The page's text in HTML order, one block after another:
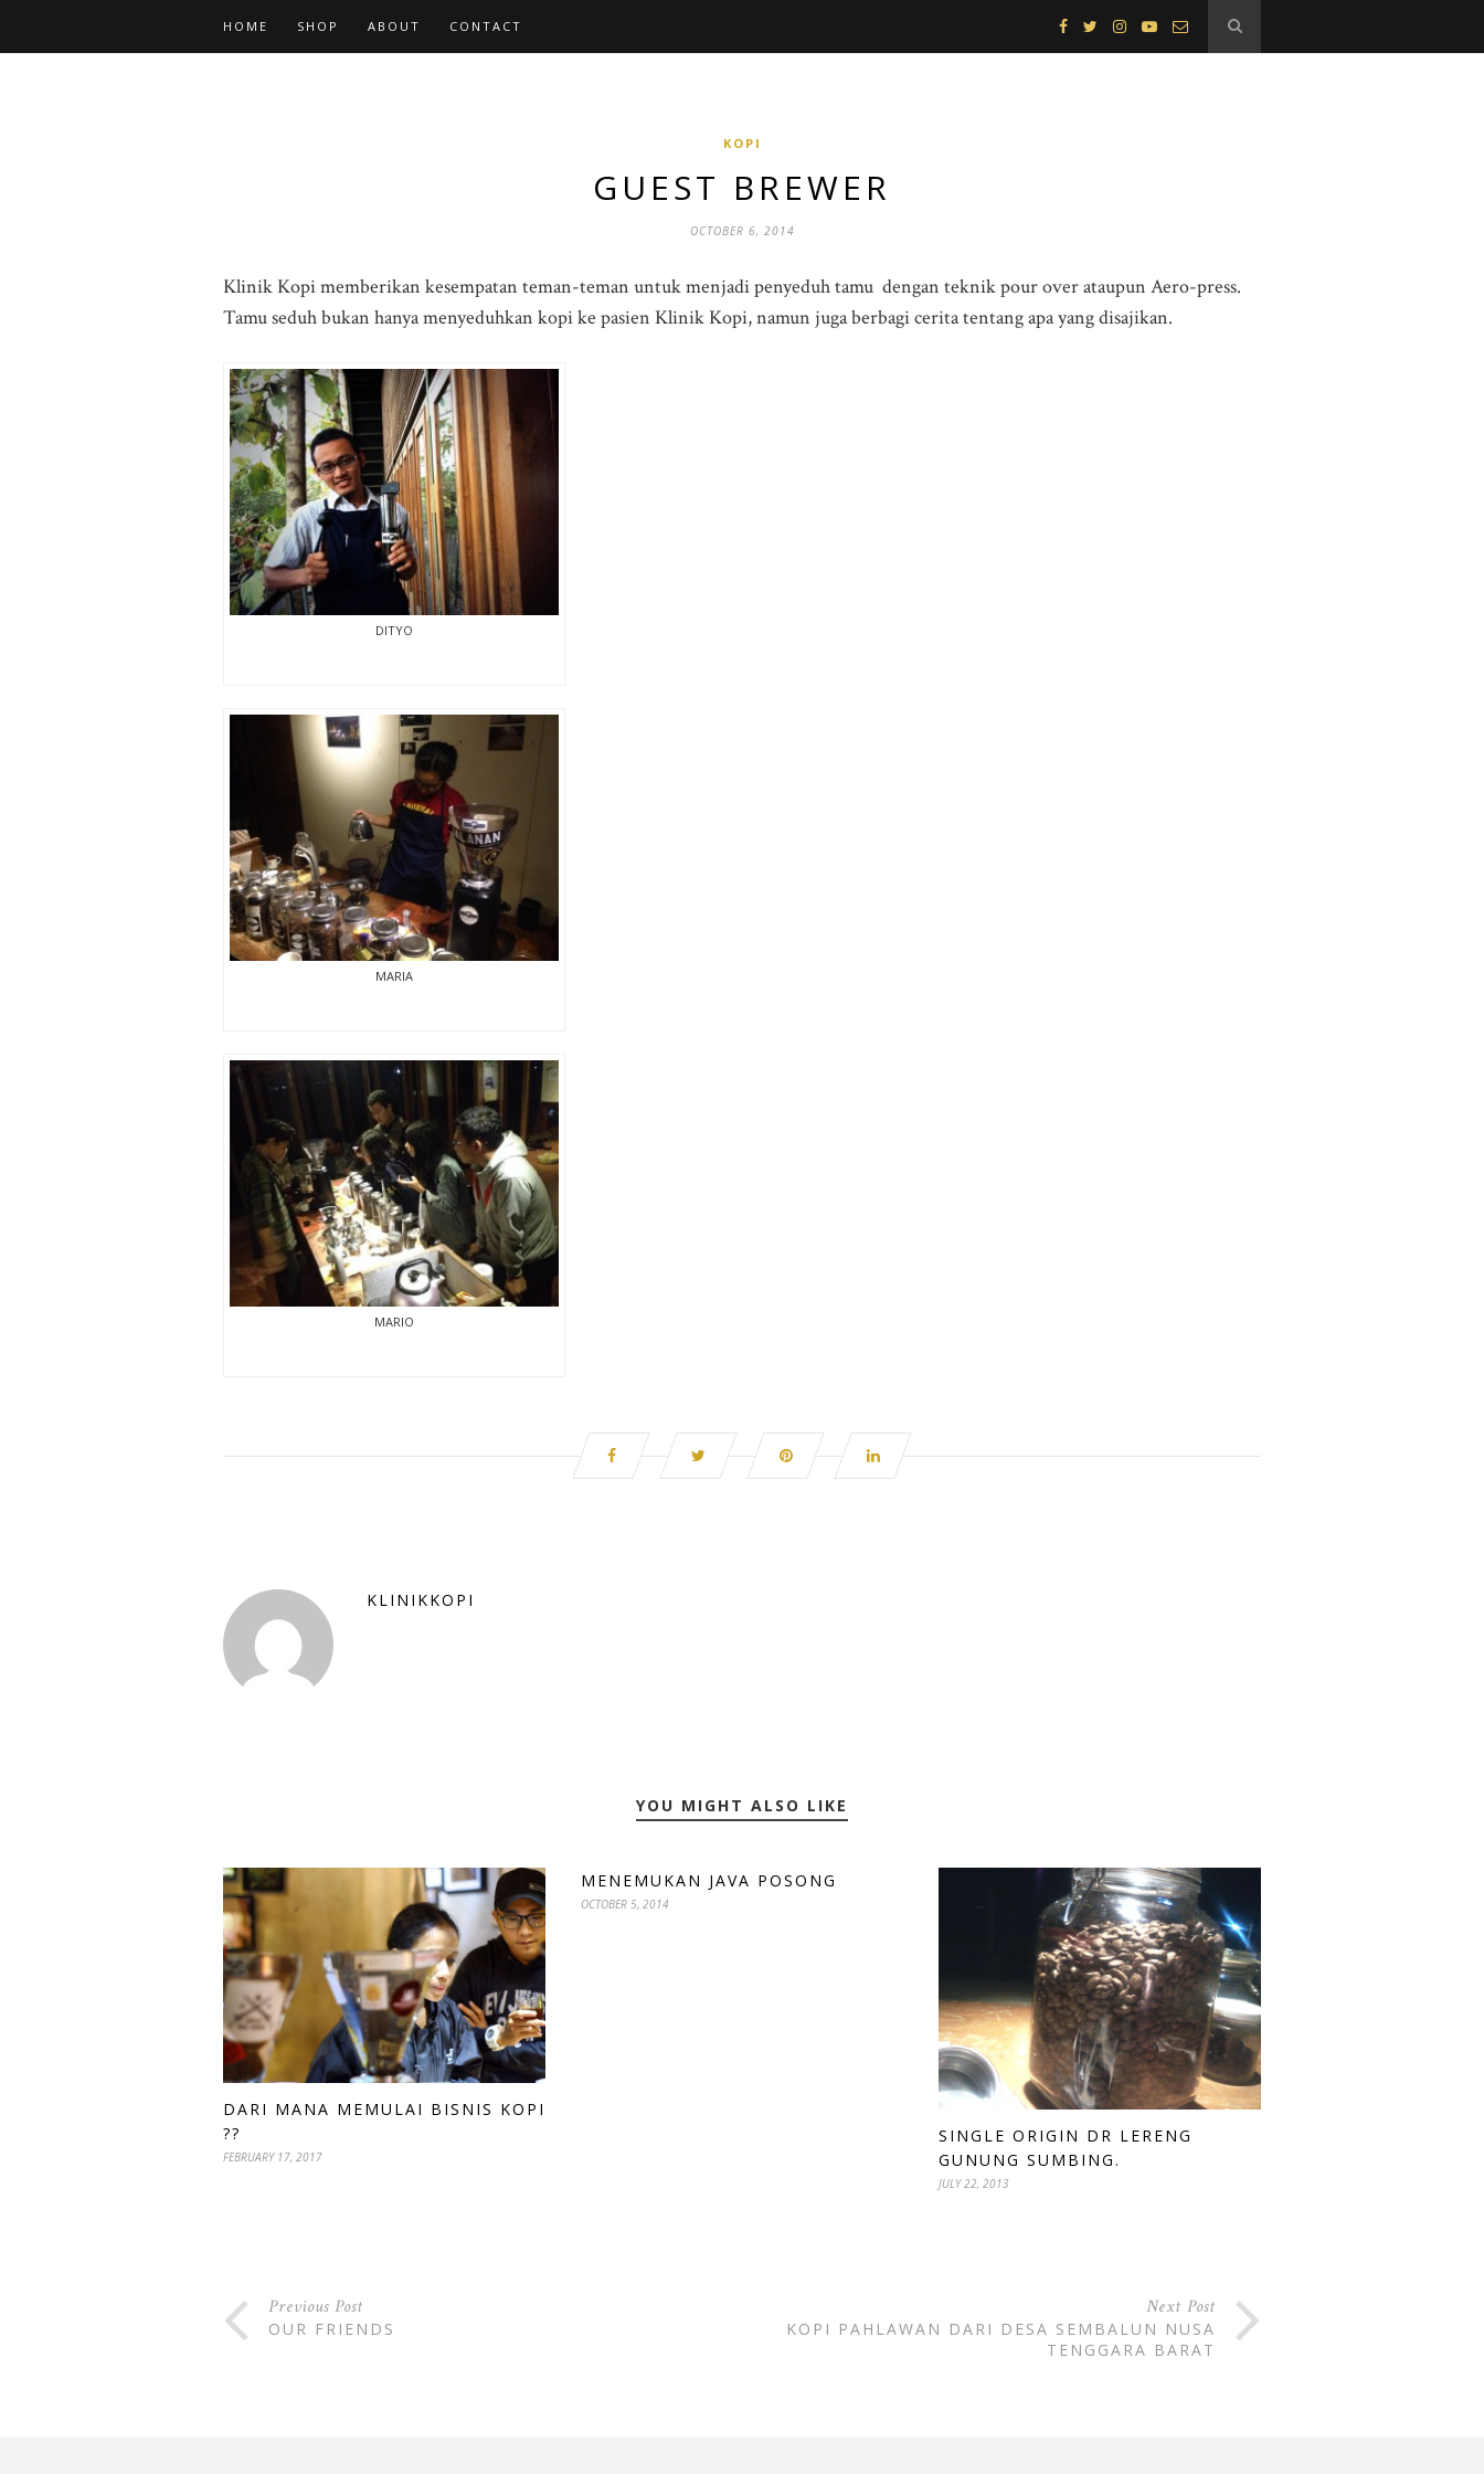
HOME SHOP ABOUT CONTACT
KOPI
GUEST BREWER
OCTOBER 6, 2014
Klinik Kopi memberikan kesempatan teman-teman untuk menjadi penyeduh tamu dengan teknik pour over ataupun Aero-press.
Tamu seduh bukan hanya menyeduhkan kopi ke pasien Klinik Kopi, namun juga berbagi cerita tentang apa yang disajikan.
DITYO
MARIA
MARIO
KLINIKKOPI
YOU MIGHT ALSO LIKE
DARI MANA MEMULAI BISNIS KOPI
??
FEBRUARY 17, 2017
MENEMUKAN JAVA POSONG
OCTOBER 5, 2014
SINGLE ORIGIN DR LERENG
GUNUNG SUMBING.
JULY 22, 2013
Previous Post
OUR FRIENDS
Next Post
KOPI PAHLAWAN DARI DESA SEMBALUN NUSA
TENGGARA BARAT